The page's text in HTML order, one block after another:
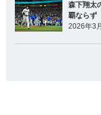
森下翔太
覇ならず
2026年3